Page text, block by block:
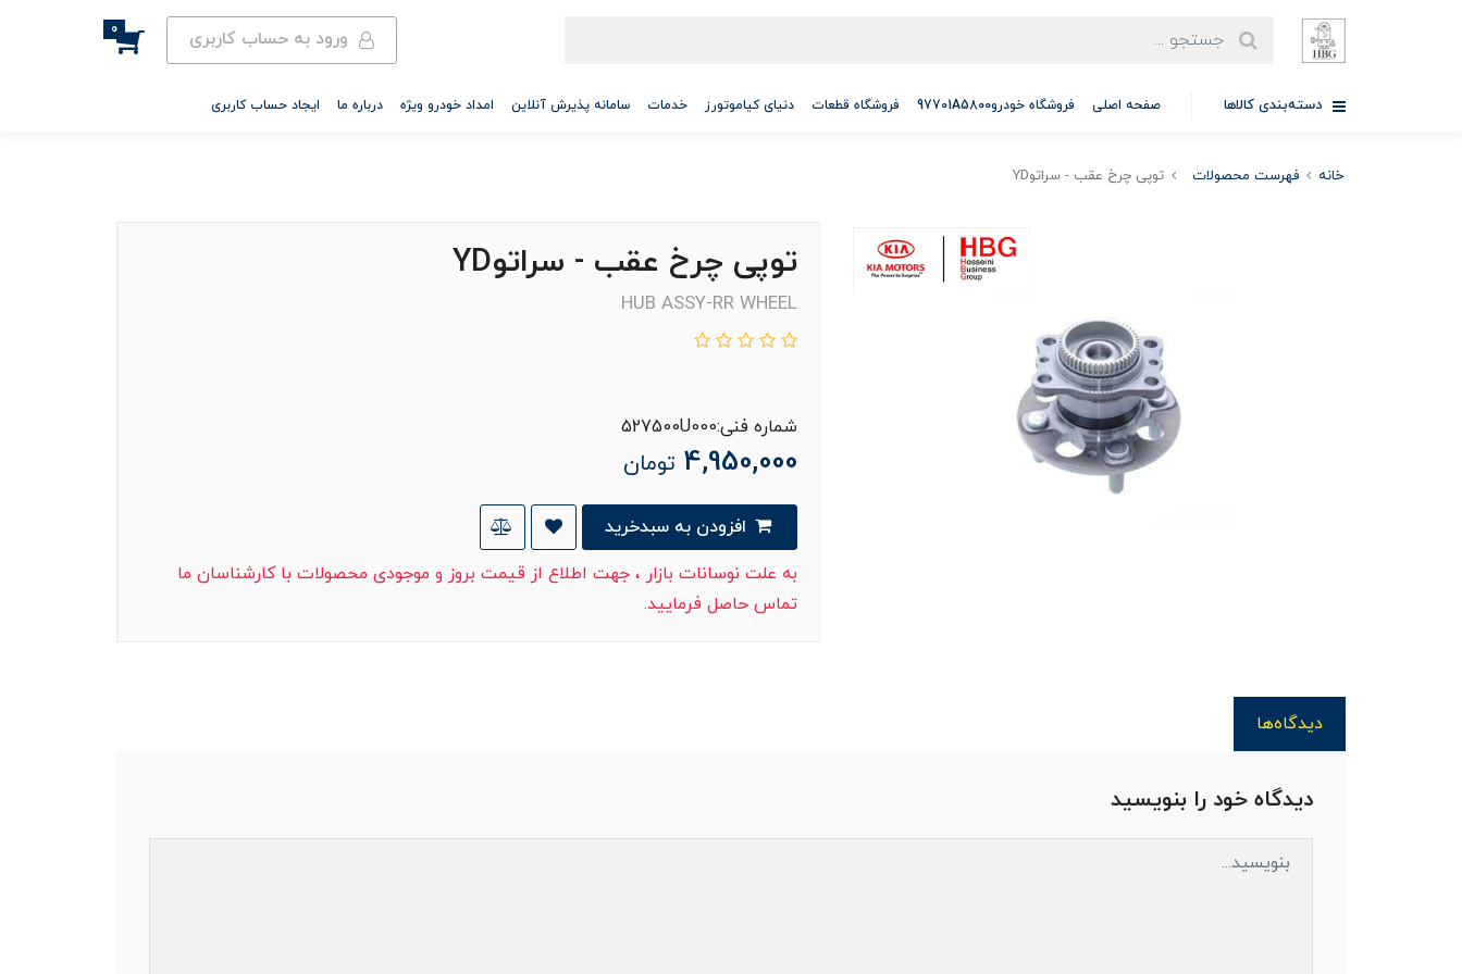
ورود به حساب کاربری 0
دسته‌بندی کالاها صفحه اصلی فروشگاه خودرو97701A5800 فروشگاه قطعات دنیای کیاموتورز خدمات سامانه پذیرش آنلاین امداد خودرو ویژه درباره ما ایجاد حساب کاربری
خانه فهرست محصولات توپی چرخ عقب - سراتوYD
توپی چرخ عقب - سراتوYD
HUB ASSY-RR WHEEL
شماره فنی:527500U000
4,950,000 تومان
به علت نوسانات بازار ، جهت اطلاع از قیمت بروز و موجودی محصولات با کارشناسان ما
تماس حاصل فرمایید.
دیدگاه‌ها
دیدگاه خود را بنویسید